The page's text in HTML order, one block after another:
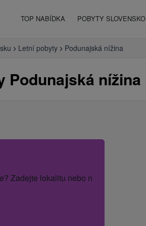
TOP NABÍDKA POBYTY SLOVENSKO
Letní pobyty Podunajská nížina
Podunajská nížina
Zadejte lokalitu nebo název hotelu.